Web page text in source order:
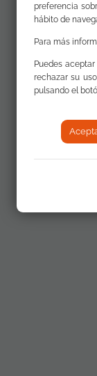
preferencia
hábito de
Para más
Puedes
rechazar su
pulsando el